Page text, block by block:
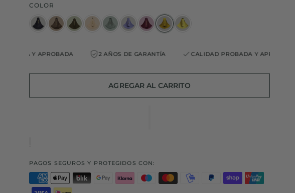
COLOR
APROBADA 2 AÑOS DE GARANTÍA CALIDAD PROBADA Y APROBADA
AGREGAR AL CARRITO
PAGOS SEGUROS Y PROTEGIDOS CON: